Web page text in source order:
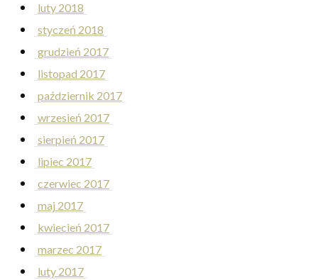
luty 2018
styczeń 2018
grudzień 2017
listopad 2017
październik 2017
wrzesień 2017
sierpień 2017
lipiec 2017
czerwiec 2017
maj 2017
kwiecień 2017
marzec 2017
luty 2017